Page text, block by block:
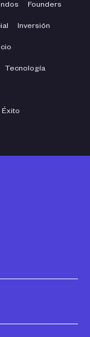
Founders
Inversión
Tecnología
Éxito